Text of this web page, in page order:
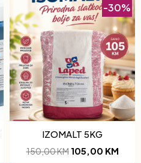
-30%
IZOMALT 5KG
150,00KM 105,00 KM